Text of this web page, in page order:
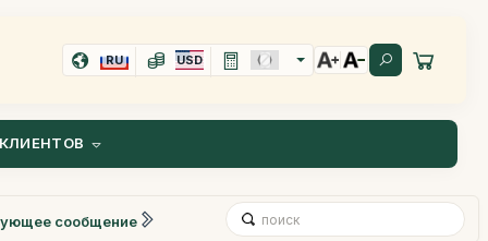
RU USD
сообщение